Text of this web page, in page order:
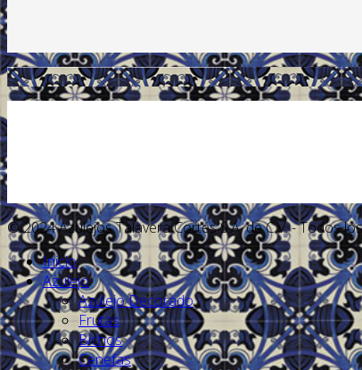
.
© 2024 Azulejos Talavera Cortés S.A. de C.V. - Todos
Inicio
Azulejo
Azulejo Decorado
Frutas
Bichos
Cenefas